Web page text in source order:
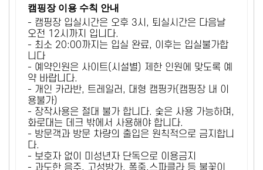
캠핑장 이용 수칙 안내
- 캠핑장 입실시간은 오후 3시, 퇴실시간은 다음날
오전 12시까지 입니다.
- 최소 20:00까지는 입실 완료, 이후는 입실불가합
니다
- 예약인원은 사이트(시설별) 제한 인원에 맞도록 예
약 바랍니다.
- 개인 카라반, 트레일러, 대형 캠핑카(캠핑장 내 이
용불가)
- 장작사용은 절대 불가 합니다. 숯은 사용 가능하며,
화로대는 데크 밖에서 사용해야 합니다.
- 방문객과 방문 차량의 출입은 원칙적으로 금지합니
다.
- 보호자 없이 미성년자 단독으로 이용금지
- 과도한 음주, 고성방가, 폭죽,스파클라 등 불꽃이